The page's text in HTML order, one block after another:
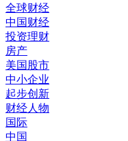
全球财经
中国财经
投资理财
房产
美国股市
中小企业
起步创新
财经人物
国际
中国